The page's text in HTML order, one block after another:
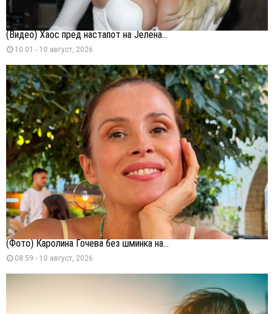
(Видео) Хаос пред настапот на Јелена...
10:01 - 10 август, 2026
(Фото) Каролина Гочева без шминка на...
08:59 - 10 август, 2026